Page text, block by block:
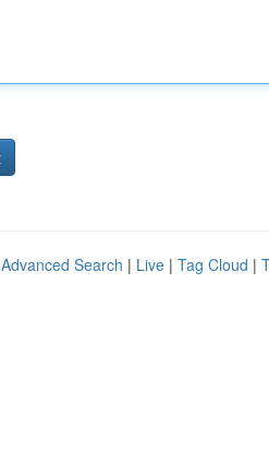
Advanced Search | Live | Tag Cloud |